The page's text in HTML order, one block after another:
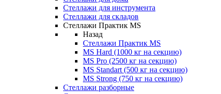
Стеллажи для инструмента
Стеллажи для складов
Стеллажи Практик MS
Назад
Стеллажи Практик MS
MS Hard (1000 кг на секцию)
MS Pro (2500 кг на секцию)
MS Standart (500 кг на секцию)
MS Strong (750 кг на секцию)
Стеллажи разборные